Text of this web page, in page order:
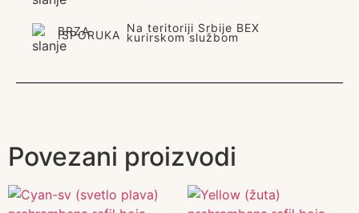
BRZA
ISPORUKA
Na teritoriji Srbije BEX
kurirskom službom
Povezani proizvodi